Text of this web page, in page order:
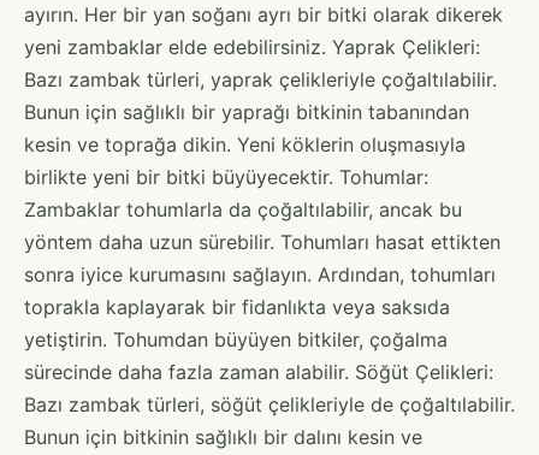
ayırın. Her bir yan soğanı ayrı bir bitki olarak dikerek
yeni zambaklar elde edebilirsiniz. Yaprak Çelikleri:
Bazı zambak türleri, yaprak çelikleriyle çoğaltılabilir.
Bunun için sağlıklı bir yaprağı bitkinin tabanından
kesin ve toprağa dikin. Yeni köklerin oluşmasıyla
birlikte yeni bir bitki büyüyecektir. Tohumlar:
Zambaklar tohumlarla da çoğaltılabilir, ancak bu
yöntem daha uzun sürebilir. Tohumları hasat ettikten
sonra iyice kurumasını sağlayın. Ardından, tohumları
toprakla kaplayarak bir fidanlıkta veya saksıda
yetiştirin. Tohumdan büyüyen bitkiler, çoğalma
sürecinde daha fazla zaman alabilir. Söğüt Çelikleri:
Bazı zambak türleri, söğüt çelikleriyle de çoğaltılabilir.
Bunun için bitkinin sağlıklı bir dalını kesin ve